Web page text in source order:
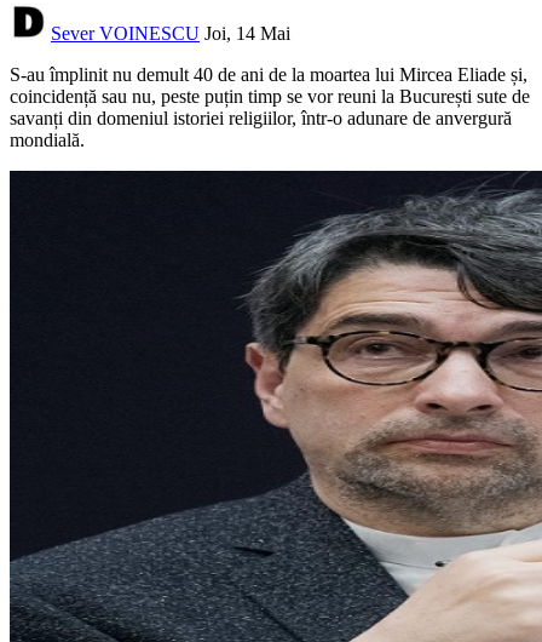
Sever VOINESCU Joi, 14 Mai
S-au împlinit nu demult 40 de ani de la moartea lui Mircea Eliade și,
coincidență sau nu, peste puțin timp se vor reuni la București sute de
savanți din domeniul istoriei religiilor, într-o adunare de anvergură
mondială.